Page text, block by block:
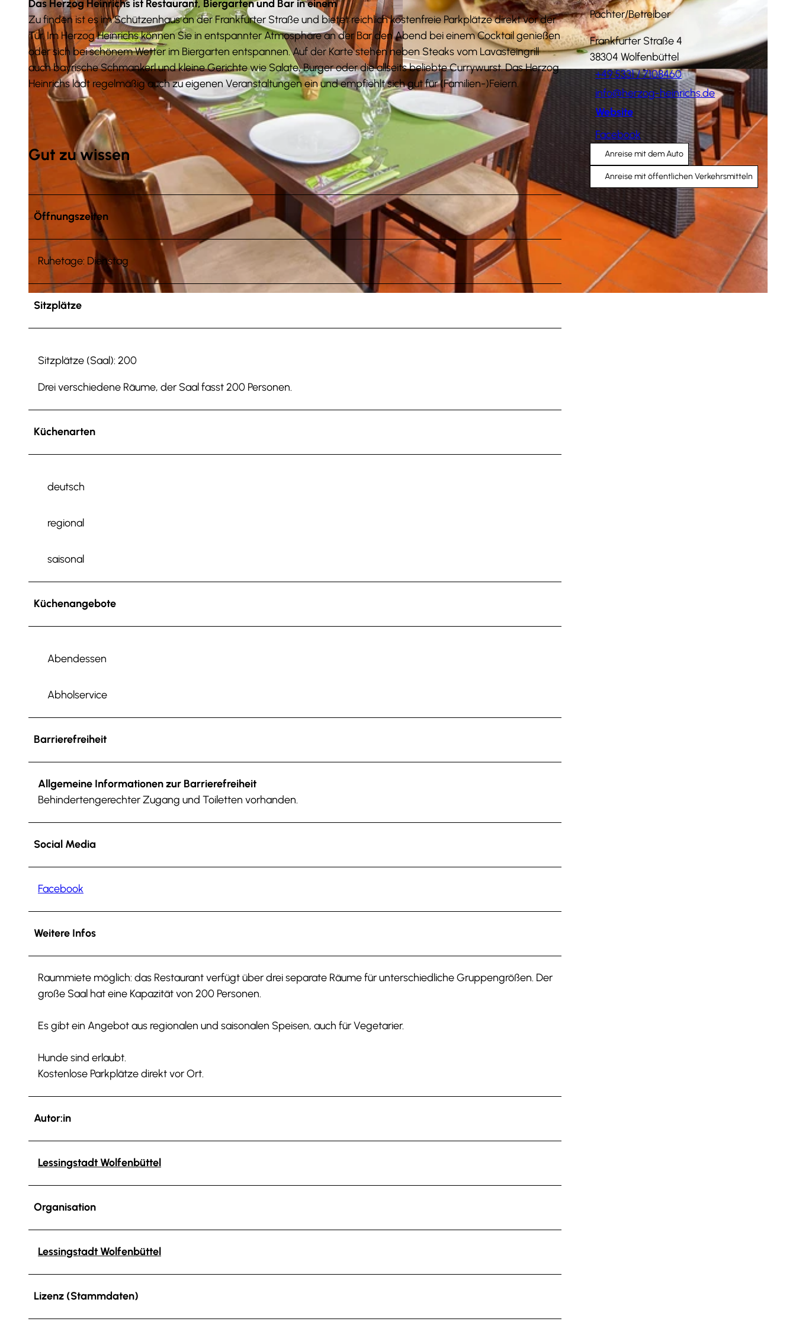
© Anna Meurer |CC-BY-SA © Anna Meurer | CC-BY-SA
Das Herzog Heinrichs ist Restaurant, Biergarten und Bar in einem
Zu finden ist es im Schützenhaus an der Frankfurter Straße und bietet reichlich kostenfreie Parkplätze direkt vor der
Tür. Im Herzog Heinrichs können Sie in entspannter Atmosphäre an der Bar den Abend bei einem Cocktail genießen
oder sich bei schönem Wetter im Biergarten entspannen. Auf der Karte stehen neben Steaks vom Lavasteingrill
auch bayrische Schmankerl und kleine Gerichte wie Salate, Burger oder die allseits beliebte Currywurst. Das Herzog
Heinrichs lädt regelmäßig auch zu eigenen Veranstaltungen ein und empfiehlt sich gut für (Familien-)Feiern.
Gut zu wissen
Öffnungszeiten
Ruhetage: Dienstag
Sitzplätze
Sitzplätze (Saal): 200
Drei verschiedene Räume, der Saal fasst 200 Personen.
Küchenarten
deutsch
regional
saisonal
Küchenangebote
Abendessen
Abholservice
Barrierefreiheit
Allgemeine Informationen zur Barrierefreiheit
Behindertengerechter Zugang und Toiletten vorhanden.
Social Media
Facebook
Weitere Infos
Raummiete möglich: das Restaurant verfügt über drei separate Räume für unterschiedliche Gruppengrößen. Der
große Saal hat eine Kapazität von 200 Personen.
Es gibt ein Angebot aus regionalen und saisonalen Speisen, auch für Vegetarier.
Hunde sind erlaubt.
Kostenlose Parkplätze direkt vor Ort.
Autor:in
Lessingstadt Wolfenbüttel
Organisation
Lessingstadt Wolfenbüttel
Lizenz (Stammdaten)
Pächter/Betreiber
Frankfurter Straße 4
38304 Wolfenbüttel
+49 5331 / 7108460
info@herzog-heinrichs.de
Website
Facebook
Anreise mit dem Auto
Anreise mit öffentlichen Verkehrsmitteln